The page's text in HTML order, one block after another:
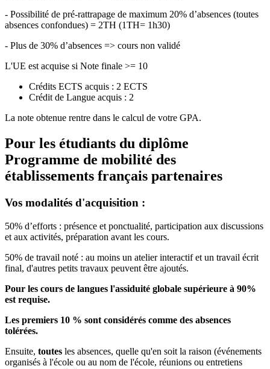
- Possibilité de pré-rattrapage de maximum 20% d’absences (toutes
absences confondues) = 2TH (1TH= 1h30)
- Plus de 30% d’absences => cours non validé
L'UE est acquise si Note finale >= 10
Crédits ECTS acquis : 2 ECTS
Crédit de Langue acquis : 2
La note obtenue rentre dans le calcul de votre GPA.
Pour les étudiants du diplôme
Programme de mobilité des
établissements français partenaires
Vos modalités d'acquisition :
50% d’efforts : présence et ponctualité, participation aux discussions
et aux activités, préparation avant les cours.
50% de travail noté : au moins un atelier interactif et un travail écrit
final, d'autres petits travaux peuvent être ajoutés.
Pour les cours de langues l'assiduité globale supérieure à 90%
est requise.
Les premiers 10 % sont considérés comme des absences
tolérées.
Ensuite, toutes les absences, quelle qu'en soit la raison (événements
organisés à l'école ou au nom de l'école, réunions ou entretiens